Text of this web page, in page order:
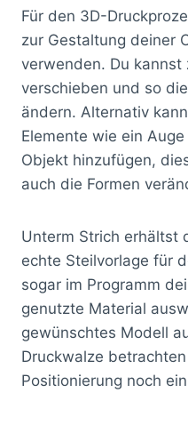
Für den 3D-
zur Gestaltung deiner
verwenden. Du kannst
verschieben und so
ändern. Alternativ
Elemente wie ein
Objekt hinzufügen,
auch die Formen
Unterm Strich erhältst
echte Steilvorlage für
sogar im Programm
genutzte Material
gewünschtes Modell
Druckwalze
Positionierung noch